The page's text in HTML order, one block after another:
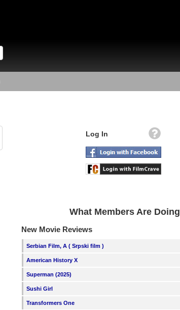
Log In
What Members Are Doing
New Movie Reviews
Serbian Film, A ( Srpski film )
American History X
Superman (2025)
Sushi Girl
Transformers One